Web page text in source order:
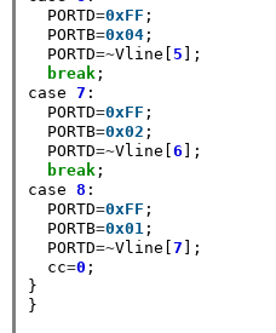
  PORTD
=0xFF ;
  PORTB
=0x04;
  PORTD
=~Vline[ 5 ];
break;
case 7 :
  PORTD
=0xFF ;
  PORTB
=0x02 ;
  PORTD
=~Vline[ 6 ];
break;
case 8 :
  PORTD
=0xFF ;
  PORTB
=0x01 ;
  PORTD
=~Vline[ 7 ];
  cc
=0 ;
}
}